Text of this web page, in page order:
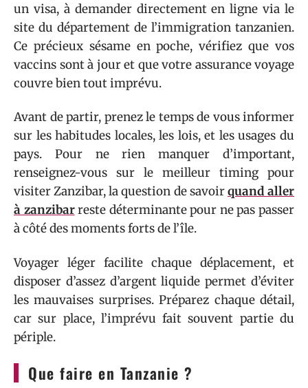
un visa, à demander directement en ligne via le
site du département de l’immigration tanzanien.
Ce précieux sésame en poche, vérifiez que vos
vaccins sont à jour et que votre assurance voyage
couvre bien tout imprévu.
Avant de partir, prenez le temps de vous informer
sur les habitudes locales, les lois, et les usages du
pays. Pour ne rien manquer d’important,
renseignez-vous sur le meilleur timing pour
visiter Zanzibar, la question de savoirquand aller
à zanzibarreste déterminante pour ne pas passer
à côté des moments forts de l’île.
Voyager léger facilite chaque déplacement, et
disposer d’assez d’argent liquide permet d’éviter
les mauvaises surprises. Préparez chaque détail,
car sur place, l’imprévu fait souvent partie du
périple.
Que faire en Tanzanie ?